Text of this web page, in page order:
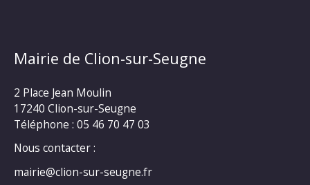
Mairie de Clion-sur-Seugne
2 Place Jean Moulin
17240 Clion-sur-Seugne
Téléphone : 05 46 70 47 03
Nous contacter :
mairie@clion-sur-seugne.fr